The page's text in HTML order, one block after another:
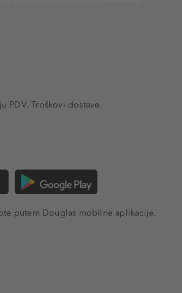
PDV.Troškovi dostave.
putem Douglas mobilne aplikacije.